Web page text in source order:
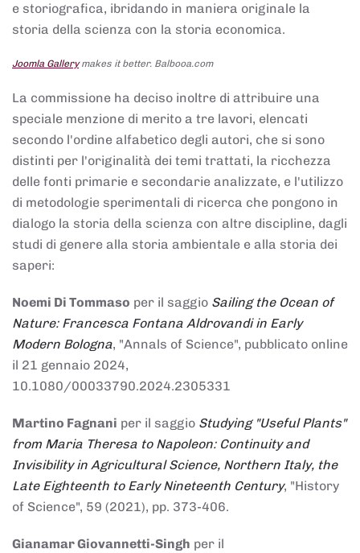
e storiografica, ibridando in maniera originale la
storia della scienza con la storia economica.
Joomla Gallerymakes it better. Balbooa.com
La commissione ha deciso inoltre di attribuire una
speciale menzione di merito a tre lavori, elencati
secondo l'ordine alfabetico degli autori, che si sono
distinti per l'originalità dei temi trattati, la ricchezza
delle fonti primarie e secondarie analizzate, e l'utilizzo
di metodologie sperimentali di ricerca che pongono in
dialogo la storia della scienza con altre discipline, dagli
studi di genere alla storia ambientale e alla storia dei
saperi:
Noemi Di Tommaso per il saggio Sailing the Ocean of
Nature: Francesca Fontana Aldrovandi in Early
Modern Bologna, "Annals of Science", pubblicato online
il 21 gennaio 2024,
10.1080/00033790.2024.2305331
Martino Fagnani per il saggio Studying "Useful Plants"
from Maria Theresa to Napoleon: Continuity and
Invisibility in Agricultural Science, Northern Italy, the
Late Eighteenth to Early Nineteenth Century, "History
of Science", 59 (2021), pp. 373-406.
Gianamar Giovannetti-Singh per il